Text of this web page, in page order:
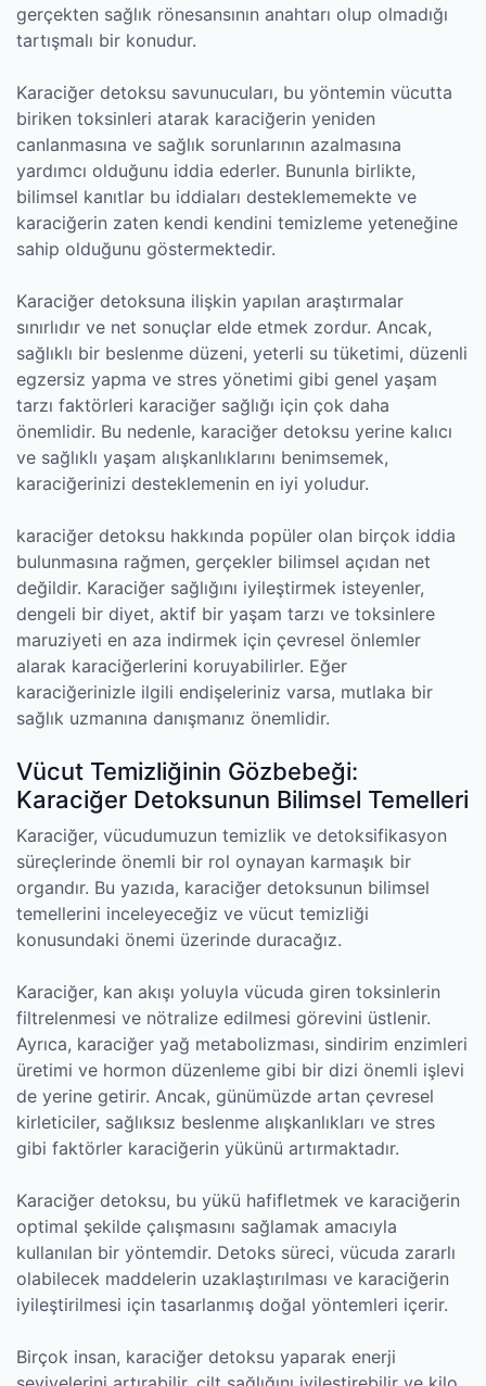
gerçekten sağlık rönesansının anahtarı olup olmadığı
tartışmalı bir konudur.
Karaciğer detoksu savunucuları, bu yöntemin vücutta
biriken toksinleri atarak karaciğerin yeniden
canlanmasına ve sağlık sorunlarının azalmasına
yardımcı olduğunu iddia ederler. Bununla birlikte,
bilimsel kanıtlar bu iddiaları desteklememekte ve
karaciğerin zaten kendi kendini temizleme yeteneğine
sahip olduğunu göstermektedir.
Karaciğer detoksuna ilişkin yapılan araştırmalar
sınırlıdır ve net sonuçlar elde etmek zordur. Ancak,
sağlıklı bir beslenme düzeni, yeterli su tüketimi, düzenli
egzersiz yapma ve stres yönetimi gibi genel yaşam
tarzı faktörleri karaciğer sağlığı için çok daha
önemlidir. Bu nedenle, karaciğer detoksu yerine kalıcı
ve sağlıklı yaşam alışkanlıklarını benimsemek,
karaciğerinizi desteklemenin en iyi yoludur.
karaciğer detoksu hakkında popüler olan birçok iddia
bulunmasına rağmen, gerçekler bilimsel açıdan net
değildir. Karaciğer sağlığını iyileştirmek isteyenler,
dengeli bir diyet, aktif bir yaşam tarzı ve toksinlere
maruziyeti en aza indirmek için çevresel önlemler
alarak karaciğerlerini koruyabilirler. Eğer
karaciğerinizle ilgili endişeleriniz varsa, mutlaka bir
sağlık uzmanına danışmanız önemlidir.
Vücut Temizliğinin Gözbebeği:
Karaciğer Detoksunun Bilimsel Temelleri
Karaciğer, vücudumuzun temizlik ve detoksifikasyon
süreçlerinde önemli bir rol oynayan karmaşık bir
organdır. Bu yazıda, karaciğer detoksunun bilimsel
temellerini inceleyeceğiz ve vücut temizliği
konusundaki önemi üzerinde duracağız.
Karaciğer, kan akışı yoluyla vücuda giren toksinlerin
filtrelenmesi ve nötralize edilmesi görevini üstlenir.
Ayrıca, karaciğer yağ metabolizması, sindirim enzimleri
üretimi ve hormon düzenleme gibi bir dizi önemli işlevi
de yerine getirir. Ancak, günümüzde artan çevresel
kirleticiler, sağlıksız beslenme alışkanlıkları ve stres
gibi faktörler karaciğerin yükünü artırmaktadır.
Karaciğer detoksu, bu yükü hafifletmek ve karaciğerin
optimal şekilde çalışmasını sağlamak amacıyla
kullanılan bir yöntemdir. Detoks süreci, vücuda zararlı
olabilecek maddelerin uzaklaştırılması ve karaciğerin
iyileştirilmesi için tasarlanmış doğal yöntemleri içerir.
Birçok insan, karaciğer detoksu yaparak enerji